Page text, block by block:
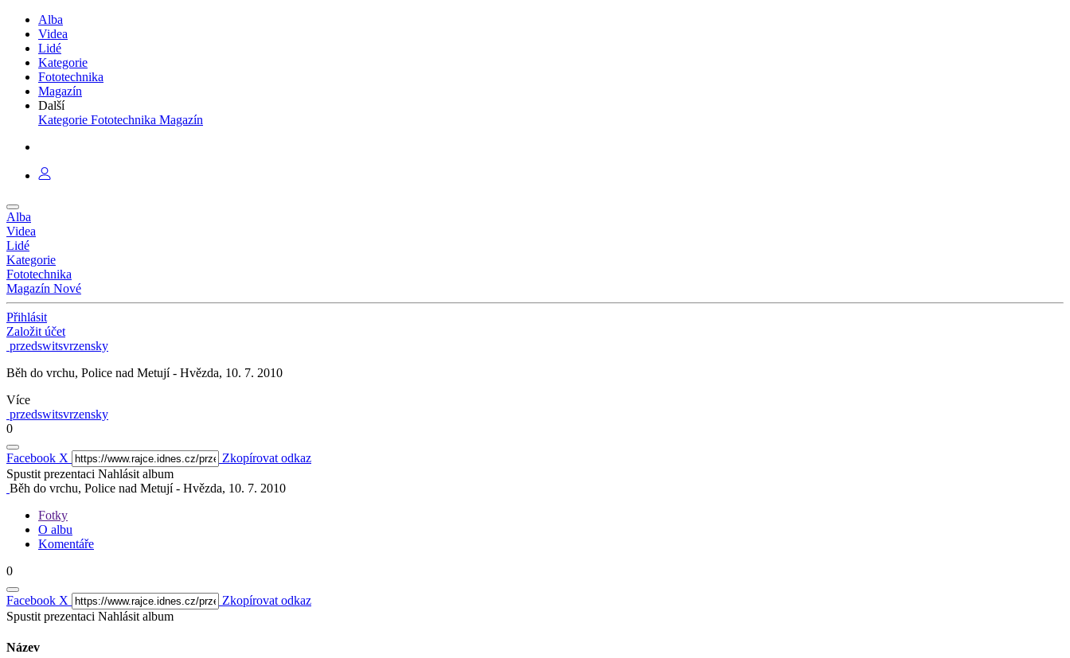
Alba
Videa
Lidé
Kategorie
Fototechnika
Magazín
Další
Kategorie Fototechnika Magazín
Alba
Videa
Lidé
Kategorie
Fototechnika
Magazín Nové
Přihlásit
Založit účet
przedswitsvrzensky
Běh do vrchu, Police nad Metují - Hvězda, 10. 7. 2010
Více
przedswitsvrzensky
0
Facebook X
Zkopírovat odkaz
Spustit prezentaci Nahlásit album
Běh do vrchu, Police nad Metují - Hvězda, 10. 7. 2010
Fotky
O albu
Komentáře
0
Facebook X
Zkopírovat odkaz
Spustit prezentaci Nahlásit album
Název